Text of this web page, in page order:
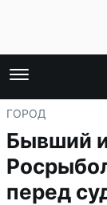
ГОРОД
Бывший
перед